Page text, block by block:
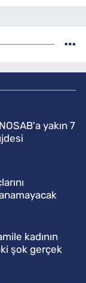
yakın 7
kadının
şok gerçek